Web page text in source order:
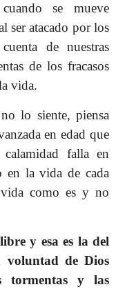
se mueve
ser atacado por los
de nuestras
de los fracasos
vida.
lo siente, piensa
en edad que
falla en
en la vida de cada
como es y no
y esa es la del
voluntad de Dios
tormentas y las